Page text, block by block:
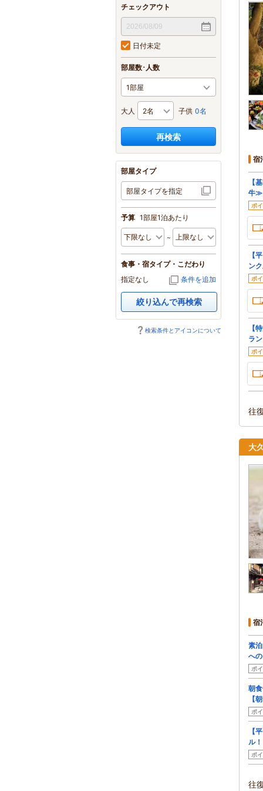
チェックアウト
日付未定
部屋数･人数
大人 子供 0名
再検索
部屋タイプ
部屋タイプを指定
予算 1部屋1泊あたり
食事・宿タイプ・こだわり
指定なし
条件を追加
絞り込んで再検索
検索条件とアイコンについて
宿
【
牛≫
ポ
【
ン
ポ
【
ラ
ポ
往
大
宿
素
へ
ポ
朝
【
ポ
【
ル
ポ
往